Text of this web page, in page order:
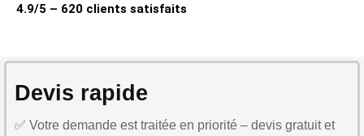
4.9/5 – 620 clients satisfaits
Devis rapide
✅ Votre demande est traitée en priorité – devis gratuit et